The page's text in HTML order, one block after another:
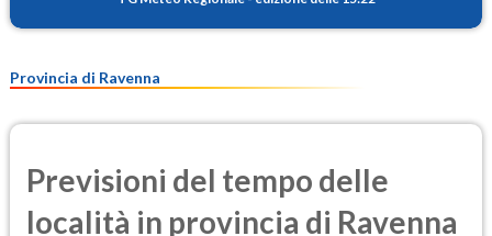
Provincia di Ravenna
Previsioni del tempo delle
località in provincia di Ravenna